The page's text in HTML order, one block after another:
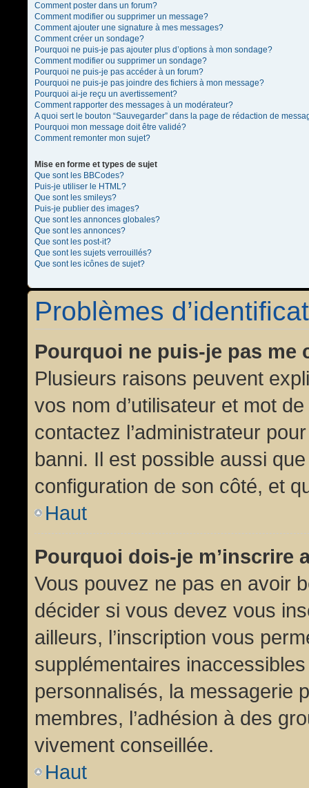
Comment poster dans un forum?
Comment modifier ou supprimer un message?
Comment ajouter une signature à mes messages?
Comment créer un sondage?
Pourquoi ne puis-je pas ajouter plus d’options à mon sondage?
Comment modifier ou supprimer un sondage?
Pourquoi ne puis-je pas accéder à un forum?
Pourquoi ne puis-je pas joindre des fichiers à mon message?
Pourquoi ai-je reçu un avertissement?
Comment rapporter des messages à un modérateur?
A quoi sert le bouton “Sauvegarder” dans la page de rédaction de
Pourquoi mon message doit être validé?
Comment remonter mon sujet?
Mise en forme et types de sujet
Que sont les BBCodes?
Puis-je utiliser le HTML?
Que sont les smileys?
Puis-je publier des images?
Que sont les annonces globales?
Que sont les annonces?
Que sont les post-it?
Que sont les sujets verrouillés?
Que sont les icônes de sujet?
Problèmes
Pourquoi ne puis-je pas me
Plusieurs raisons peuvent
vos nom d’utilisateur et mot
contactez l’administrateur
banni. Il est possible aussi
configuration de son côté, et
Haut
Pourquoi dois-je m’inscrire
Vous pouvez ne pas en avoir
décider si vous devez vous
ailleurs, l’inscription vous
supplémentaires
personnalisés, la messagerie
membres, l’adhésion à des
vivement conseillée.
Haut